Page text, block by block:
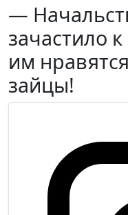
—
зачастило
им
зайцы!